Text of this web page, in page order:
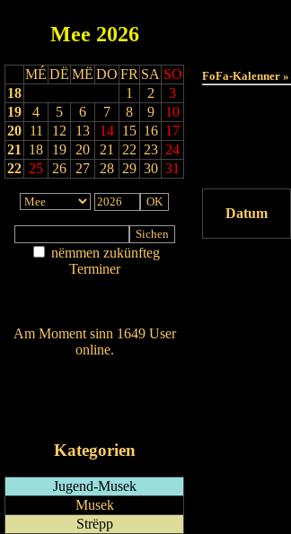
Mee 2026
MÉ DË MË DO FR SA SO
18
1 2
3
19
4 5 6 7 8 9
10
20 11 12 13 14 15 16 17
21
18 19 20 21 22 23 24
22 25 26 27 28 29 30 31
nëmmen zukünfteg
Terminer
Am Moment sinn 1649 User
online.
Kategorien
Jugend-Musek
Musek
Strëpp
FoFa-Kalenner »
Datum